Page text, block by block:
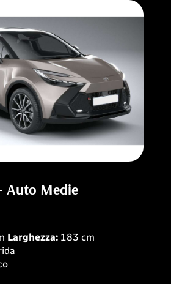
Auto Medie
Larghezza: 183 cm